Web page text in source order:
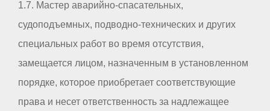
1.7. Мастер аварийно-спасательных,
судоподъемных, подводно-технических и других
специальных работ во время отсутствия,
замещается лицом, назначенным в установленном
порядке, которое приобретает соответствующие
права и несет ответственность за надлежащее